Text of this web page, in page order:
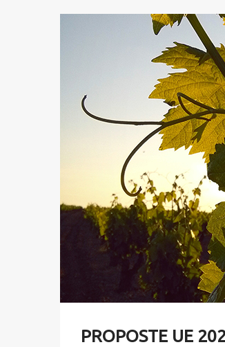
PROPOSTE UE